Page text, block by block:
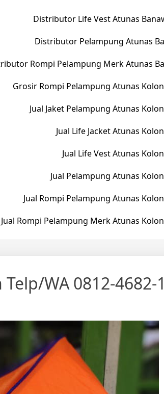
Distributor Life Vest Atunas
Distributor Pelampung Atunas
Rompi Pelampung Merk Atunas
Grosir Rompi Pelampung Atunas
Jual Jaket Pelampung Atunas
Jual Life Jacket Atunas
Jual Life Vest Atunas
Jual Pelampung Atunas
Jual Rompi Pelampung Atunas
Jual Rompi Pelampung Merk Atunas
WA 0812-4682-